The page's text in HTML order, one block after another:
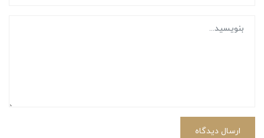
ارسال دیدگاه